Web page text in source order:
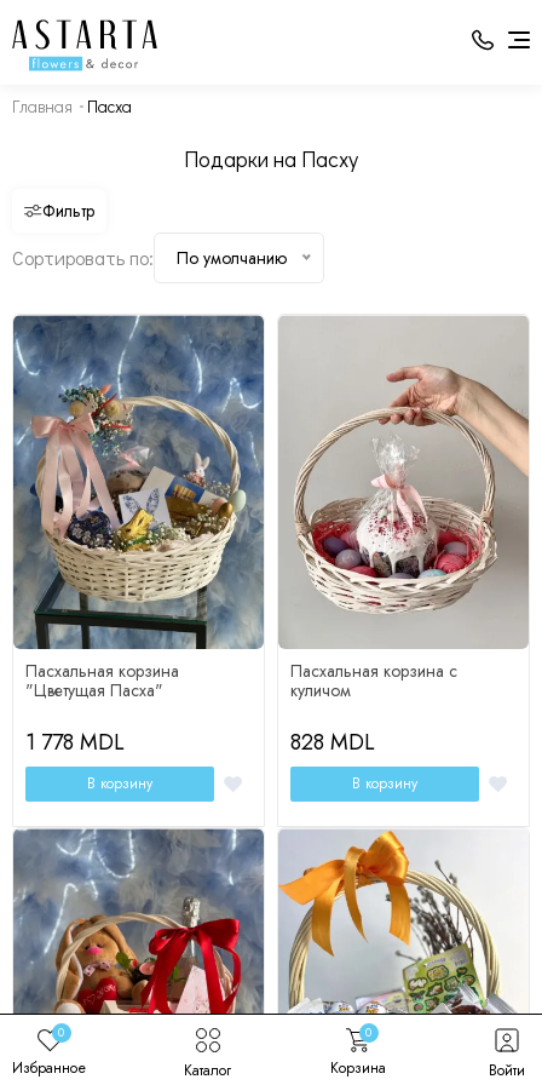
Главная Пасха
Подарки на Пасху
Фильтр
Сортировать по: По умолчанию
Пасхальная корзина
"Цветущая Пасха"
1 778 MDL
В корзину
Пасхальная корзина с
куличом
828 MDL
В корзину
0
Избранное Каталог
0
Корзина Войти